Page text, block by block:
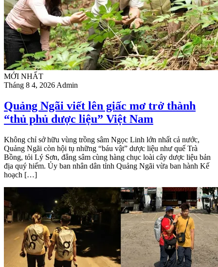
MỚI NHẤT
Tháng 8 4, 2026 Admin
Quảng Ngãi viết lên giấc mơ trở thành
“thủ phủ dược liệu” Việt Nam
Không chỉ sở hữu vùng trồng sâm Ngọc Linh lớn nhất cả nước,
Quảng Ngãi còn hội tụ những “báu vật” dược liệu như quế Trà
Bồng, tỏi Lý Sơn, đẳng sâm cùng hàng chục loài cây dược liệu bản
địa quý hiếm. Ủy ban nhân dân tỉnh Quảng Ngãi vừa ban hành Kế
hoạch […]